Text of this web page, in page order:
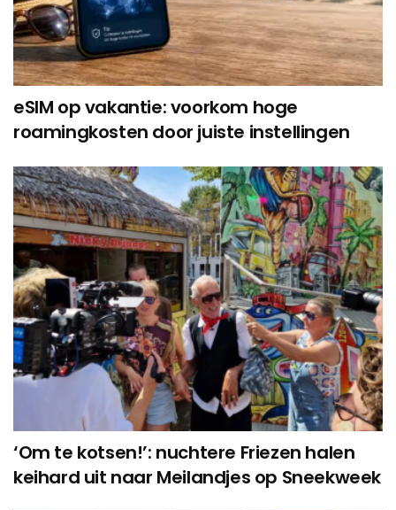
eSIM op vakantie: voorkom hoge
roamingkosten door juiste instellingen
‘Om te kotsen!’: nuchtere Friezen halen
keihard uit naar Meilandjes op Sneekweek